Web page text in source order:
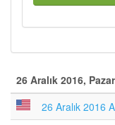
26 Aralık 2016,
26 Aralık 2016